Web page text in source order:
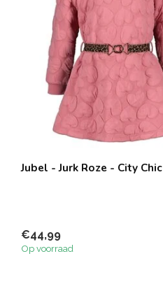
Jubel - Jurk Roze - City Chic
€44,99
Op voorraad